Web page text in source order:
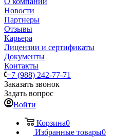
Новости
Партнеры
Отзывы
Карьера
Лицензии и сертификаты
Документы
Контакты
+7 (988) 242-77-71
Заказать звонок
Задать вопрос
Войти
Корзина0
Избранные товары0